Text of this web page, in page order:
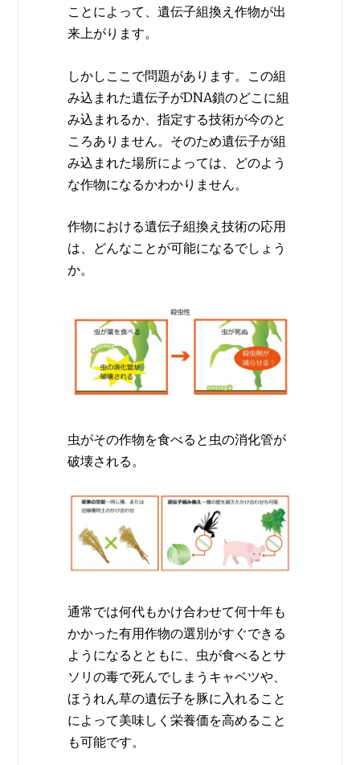
ことによって、遺伝子組換え作物が出
来上がります。
しかしここで問題があります。この組
み込まれた遺伝子がDNA鎖のどこに組
み込まれるか、指定する技術が今のと
ころありません。そのため遺伝子が組
み込まれた場所によっては、どのよう
な作物になるかわかりません。
作物における遺伝子組換え技術の応用
は、どんなことが可能になるでしょう
か。
虫がその作物を食べると虫の消化管が
破壊される。
通常では何代もかけ合わせて何十年も
かかった有用作物の選別がすぐできる
ようになるとともに、虫が食べるとサ
ソリの毒で死んでしまうキャベツや、
ほうれん草の遺伝子を豚に入れること
によって美味しく栄養価を高めること
も可能です。